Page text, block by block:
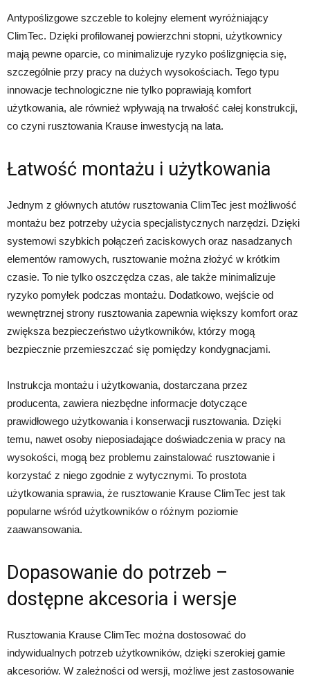
Antypoślizgowe szczeble to kolejny element wyróżniający
ClimTec. Dzięki profilowanej powierzchni stopni, użytkownicy
mają pewne oparcie, co minimalizuje ryzyko poślizgnięcia się,
szczególnie przy pracy na dużych wysokościach. Tego typu
innowacje technologiczne nie tylko poprawiają komfort
użytkowania, ale również wpływają na trwałość całej konstrukcji,
co czyni rusztowania Krause inwestycją na lata.
Łatwość montażu i użytkowania
Jednym z głównych atutów rusztowania ClimTec jest możliwość
montażu bez potrzeby użycia specjalistycznych narzędzi. Dzięki
systemowi szybkich połączeń zaciskowych oraz nasadzanych
elementów ramowych, rusztowanie można złożyć w krótkim
czasie. To nie tylko oszczędza czas, ale także minimalizuje
ryzyko pomyłek podczas montażu. Dodatkowo, wejście od
wewnętrznej strony rusztowania zapewnia większy komfort oraz
zwiększa bezpieczeństwo użytkowników, którzy mogą
bezpiecznie przemieszczać się pomiędzy kondygnacjami.
Instrukcja montażu i użytkowania, dostarczana przez
producenta, zawiera niezbędne informacje dotyczące
prawidłowego użytkowania i konserwacji rusztowania. Dzięki
temu, nawet osoby nieposiadające doświadczenia w pracy na
wysokości, mogą bez problemu zainstalować rusztowanie i
korzystać z niego zgodnie z wytycznymi. To prostota
użytkowania sprawia, że rusztowanie Krause ClimTec jest tak
popularne wśród użytkowników o różnym poziomie
zaawansowania.
Dopasowanie do potrzeb –
dostępne akcesoria i wersje
Rusztowania Krause ClimTec można dostosować do
indywidualnych potrzeb użytkowników, dzięki szerokiej gamie
akcesoriów. W zależności od wersji, możliwe jest zastosowanie